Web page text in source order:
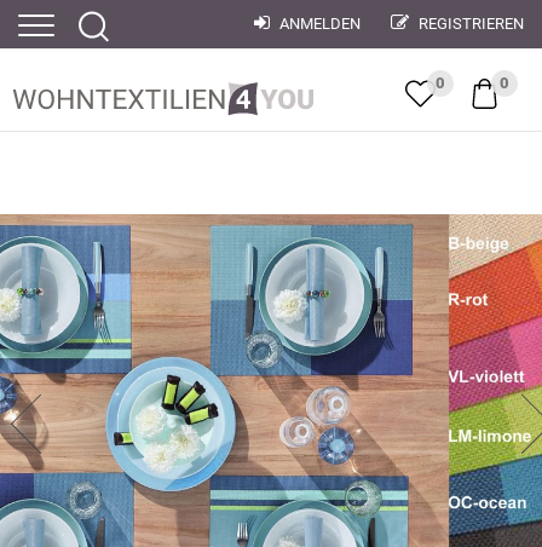
ANMELDEN REGISTRIEREN
0 0